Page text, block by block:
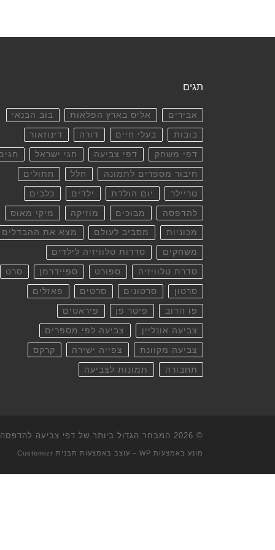
תגים
אבירים אליס בארץ הפלאות בוב הבנאי
בובות בעלי חיים דורה דינוזאור
דפי משחק דפי צביעה חגי ישראל
חיבור מספרים לתמונה חלל חתולים
טריילר יום הולדת ילדים כלבים
להדפסה מבוכים מוזיקה מיקי מאוס
מכוניות מסביב לעולם מצא את ההבדלים
משחקים סדרות טלוויזיה לילדים
סדרת טלוויזיה ספורט ספיידרמן סרט
סרטון סרטונים סרטים פאזלים
פו הדוב פיטר פן פיראטים
צביעה אונליין צביעה לפי מספרים
צביעה מקוונת צפייה ישירה קרקס
תחבורה תמונות לצביעה
© 2026 המבחר הגדול ביותר של דפי צביעה להדפסה
מונע באמצעות WP – עוצב באמצעות תבנית Customizr